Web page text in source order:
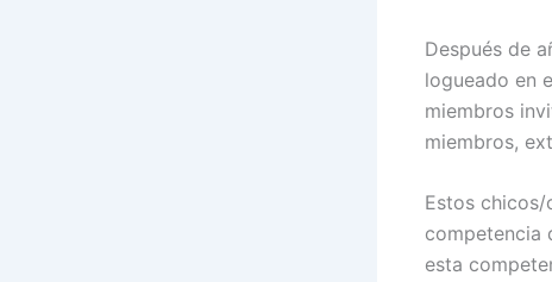
Después de
logueado en
miembros
miembros,
Estos chicos/
competencia
esta